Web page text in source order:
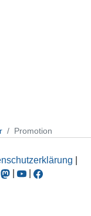
Promotion